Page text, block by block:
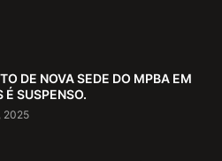
DE NOVA SEDE DO MPBA EM
É SUSPENSO.
2025